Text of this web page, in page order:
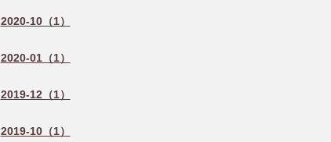
2020-10（1）
2020-01（1）
2019-12（1）
2019-10（1）